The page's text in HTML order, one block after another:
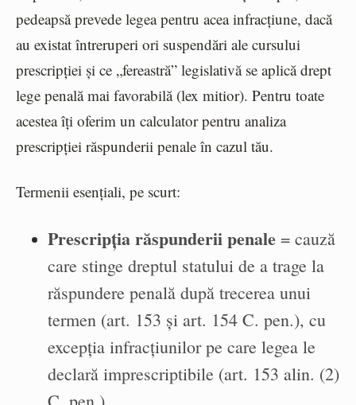
pedeapsă prevede legea pentru acea infracțiune, dacă
au existat întreruperi ori suspendări ale cursului
prescripției și ce „fereastră” legislativă se aplică drept
lege penală mai favorabilă (lex mitior). Pentru toate
acestea îți oferim un calculator pentru analiza
prescripției răspunderii penale în cazul tău.
Termenii esențiali, pe scurt:
Prescripția răspunderii penale = cauză
care stinge dreptul statului de a trage la
răspundere penală după trecerea unui
termen (art. 153 și art. 154 C. pen.), cu
excepția infracțiunilor pe care legea le
declară imprescriptibile (art. 153 alin. (2)